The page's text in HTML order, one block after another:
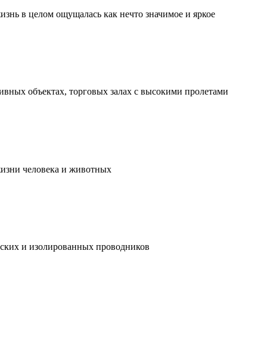
в целом ощущалась как нечто значимое и яркое
объектах, торговых залах с высокими пролетами
человека и животных
и изолированных проводников